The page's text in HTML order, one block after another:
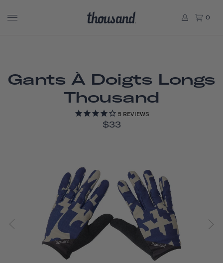
0
Gants À Doigts Longs
Thousand
5 REVIEWS
$33